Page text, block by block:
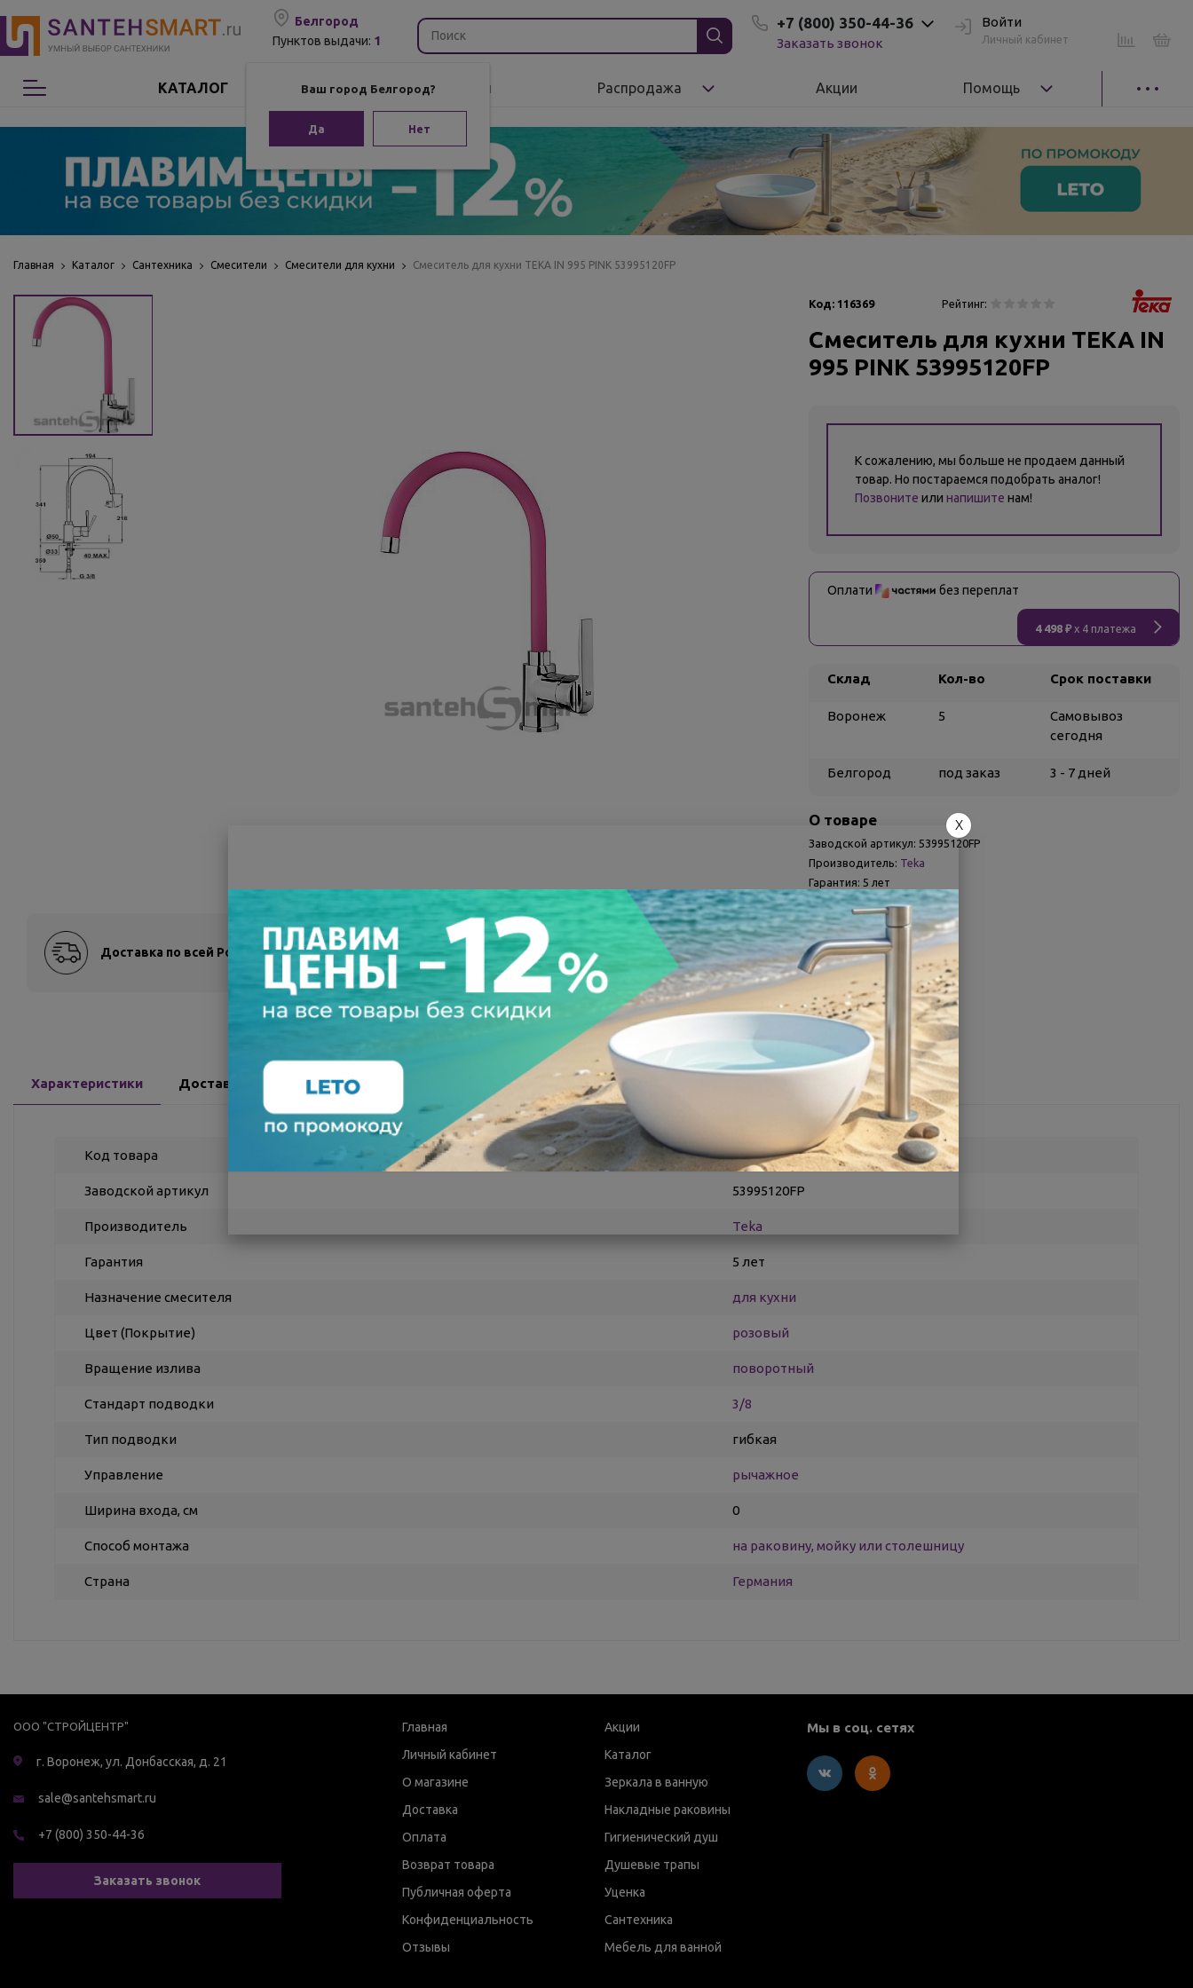
Белгород
Пунктов выдачи: 1
Ваш город Белгород?
Да Нет
+7 (800) 350-44-36
Заказать звонок
Войти
Личный кабинет
КАТАЛОГ
Сантехника
Мебель для ванной
Аксессуары для ванной
Отопление
Бренды Распродажа Акции Помощь
Главная Каталог Сантехника Смесители Смесители для кухни Смеситель для кухни ТЕКА IN 995 PINK 53995120FP
Доставка по всей России Оплата после осмотра Всегда низкие цены
Код: 116369 Рейтинг:
Смеситель для кухни ТЕКА IN
995 PINK 53995120FP
К сожалению, мы больше не продаем данный
товар. Но постараемся подобрать аналог!
Позвоните или напишите нам!
Оплати без переплат
4 498 ₽x 4 платежа
Склад Кол-во Срок поставки
Воронеж 5
Самовывоз
сегодня
Белгород под заказ 3 - 7 дней
О товаре
Заводской артикул: 53995120FP
Производитель: Teka
Гарантия: 5 лет
Страна: Германия
Другие характеристики
Поделиться
Характеристики Доставка Отзывы
Код товара 116369
Заводской артикул 53995120FP
Производитель Teka
Гарантия 5 лет
Назначение смесителя для кухни
Цвет (Покрытие) розовый
Вращение излива поворотный
Стандарт подводки 3/8
Тип подводки гибкая
Управление рычажное
Ширина входа, см 0
Способ монтажа на раковину, мойку или столешницу
Страна Германия
ООО "СТРОЙЦЕНТР"
г. Воронеж, ул. Донбасская, д. 21
sale@santehsmart.ru
+7 (800) 350-44-36
Заказать звонок
Главная
Личный кабинет
О магазине
Доставка
Оплата
Возврат товара
Публичная оферта
Конфиденциальность
Отзывы
Акции
Каталог
Зеркала в ванную
Накладные раковины
Гигиенический душ
Душевые трапы
Уценка
Сантехника
Мебель для ванной
Мы в соц. сетях
X